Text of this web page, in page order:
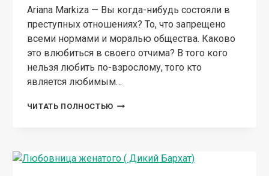
Ariana Markiza — Вы когда-нибудь состояли в
преступных отношениях? То, что запрещено
всеми нормами и моралью общества. Каково
это влюбиться в своего отчима? В того кого
нельзя любить по-взрослому, того кто
является любимым…
ЧИТАТЬ ПОЛНОСТЬЮ МОЙ